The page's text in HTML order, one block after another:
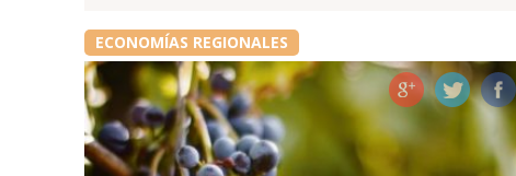
ECONOMÍAS REGIONALES